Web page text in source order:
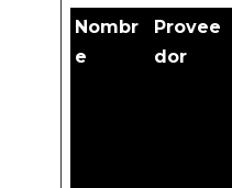
Nombr
e
Provee
dor